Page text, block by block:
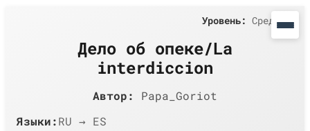
Дело об опеке/La
interdiccion
Автор:
Papa_Goriot
Языки:RU → ES
Уровень: Средний